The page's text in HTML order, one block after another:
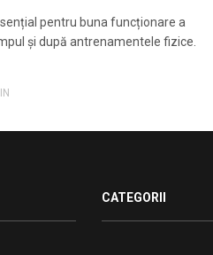
pentru buna funcționare a
și după antrenamentele fizice.
CATEGORII